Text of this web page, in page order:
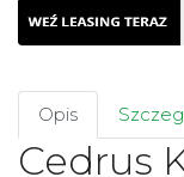
Opis
Cedrus